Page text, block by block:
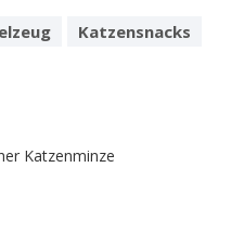
Katzensnacks
Katzenminze